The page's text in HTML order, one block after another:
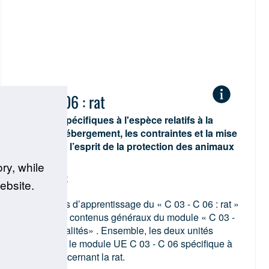
C 03 - C 06 : rat
Contenus spécifiques à l'espèce relatifs à la
biologie, l’hébergement, les contraintes et la mise
à mort dans l’esprit de la protection des animaux
DE | EN | FR
Les contenus d’apprentissage du « C 03 - C 06 : rat »
complète les contenus généraux du module « C 03 -
C 06 : généralités» . Ensemble, les deux unités
représentent le module UE C 03 - C 06 spécifique à
l’espèce concernant la rat.
while